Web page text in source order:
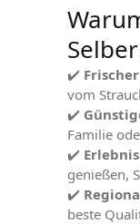
✔️
vom
✔️
Familie
✔️
genießen,
✔️
beste